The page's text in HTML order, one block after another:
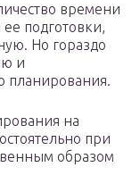
времени
подготовки,
Но гораздо
и
планирования.
на
при
образом